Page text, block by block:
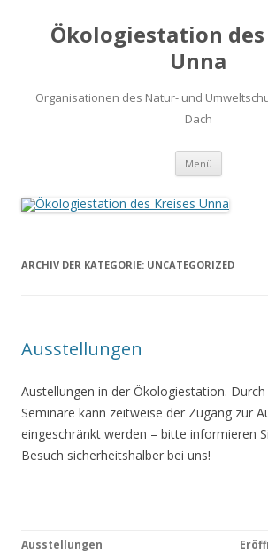
Ökologiestation des
Unna
Organisationen des Natur- und
Dach
Menü Zum
springen
ARCHIV DER KATEGORIE: UNCATEGORIZED
Ausstellungen
Austellungen in der Ökologiestation.
Seminare kann zeitweise der Zugang zur
eingeschränkt werden – bitte informieren
Besuch sicherheitshalber bei uns!
Ausstellungen